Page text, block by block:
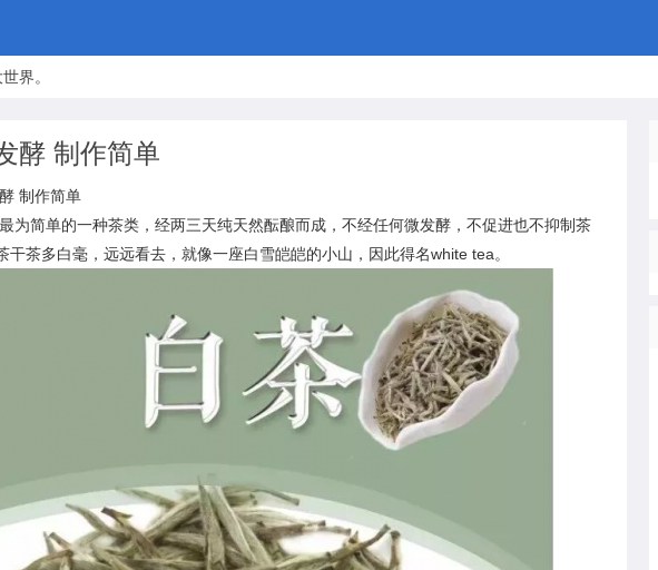
界。
酵 制作简单
制作简单
简单的一种茶类，经两三天纯天然酝酿而成，不经任何微发酵，不促进也不抑制茶
干茶多白毫，远远看去，就像一座白雪皑皑的小山，因此得名white tea。